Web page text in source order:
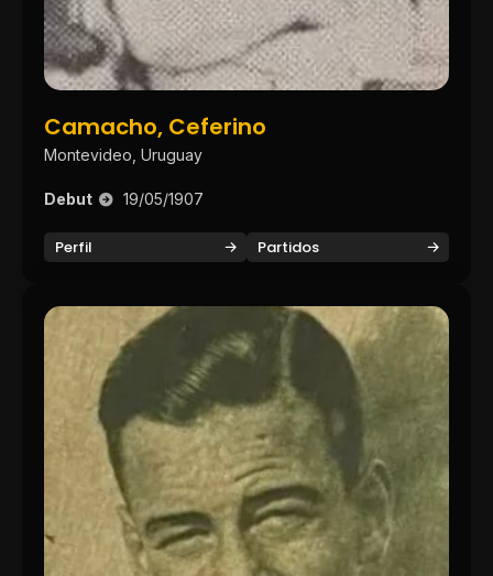
Camacho, Ceferino
Montevideo, Uruguay
Debut 19/05/1907
Perfil Partidos